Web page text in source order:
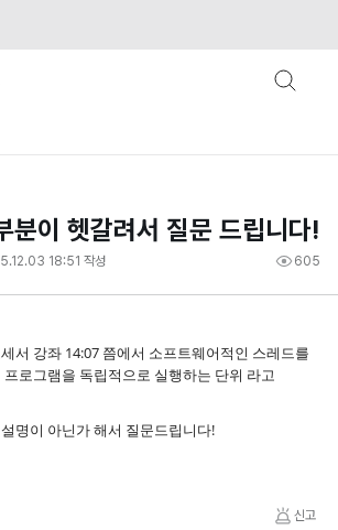
분이 헷갈려서 질문 드립니다!
18:51 작성 605
서 강좌 14:07 쯤에서 소프트웨어적인 스레드를
로그램을 독립적으로 실행하는 단위 라고
명이 아닌가 해서 질문드립니다!
신고